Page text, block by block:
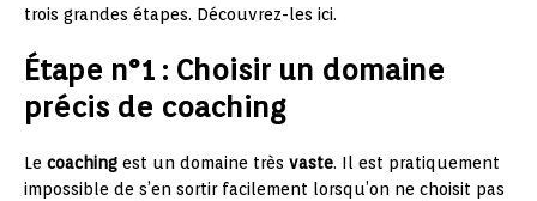
trois grandes étapes. Découvrez-les ici.
Étape n°1 : Choisir un domaine
précis de coaching
Le coaching est un domaine très vaste. Il est pratiquement
impossible de s’en sortir facilement lorsqu’on ne choisit pas